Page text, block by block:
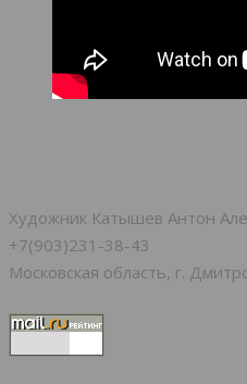
Художник Катышев Антон
+7(903)231-38-43
Московская область, г.